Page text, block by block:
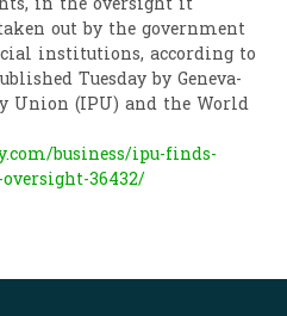
out by the government
institutions, according to
Tuesday by Geneva-
Union (IPU) and the World
business/ipu-finds-
36432/